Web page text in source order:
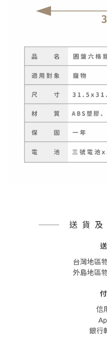
送貨
台灣地區
外島地區
信
銀行